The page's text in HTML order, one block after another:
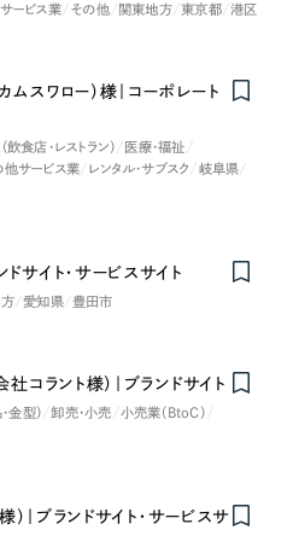
ービス業 その他 関東地方 東京都 港区
スワロー）様｜コーポレート
飲食店・レストラン）
医療・福祉
他サービス業 レンタル・サブスク
岐阜県
サイト・サービスサイト
愛知県 豊田市
コラント様）｜ブランドサイト
金型） 卸売・小売
小売業（BtoC）
｜ブランドサイト・サービスサ